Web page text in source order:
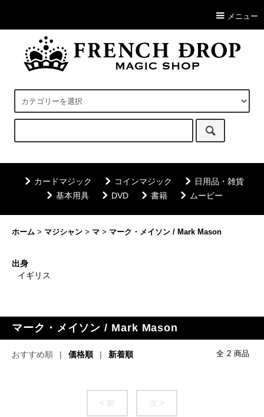
メニュー
カードマジック コインマジック
日用品・雑貨
基本用具
DVD 書籍 ムービー
ホーム > マジシャン > マ > マーク・メイソン / Mark Mason
出身
イギリス
マーク・メイソン / Mark Mason
おすすめ順 価格順 新着順 全 2 商品
< 前 次 >